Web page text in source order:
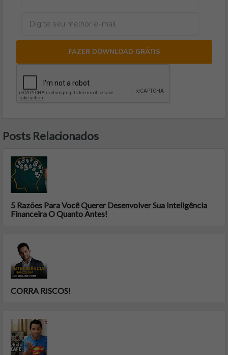
FAZER DOWNLOAD GRÁTIS
Posts Relacionados
5 Razões Para Você Querer Desenvolver Sua Inteligência
Financeira O Quanto Antes!
CORRA RISCOS!